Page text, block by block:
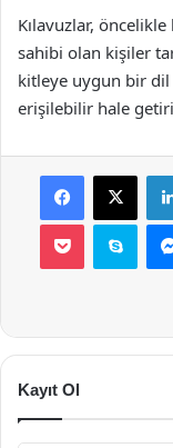
Kılavuzlar,
sahibi olan kişiler
kitleye uygun bir dil
erişilebilir hale
Facebook
X
Pocket
Kayıt Ol